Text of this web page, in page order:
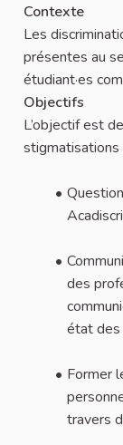
Contexte
Les
présentes au
étudiant·es
Objectifs
L’objectif est
stigmatisations
des
état des
Former
travers